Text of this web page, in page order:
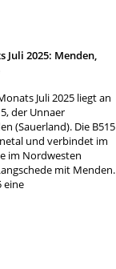
Juli 2025: Menden,
Juli 2025 liegt an
der Unnaer
(Sauerland). Die B515
und verbindet im
im Nordwesten
mit Menden.
eine